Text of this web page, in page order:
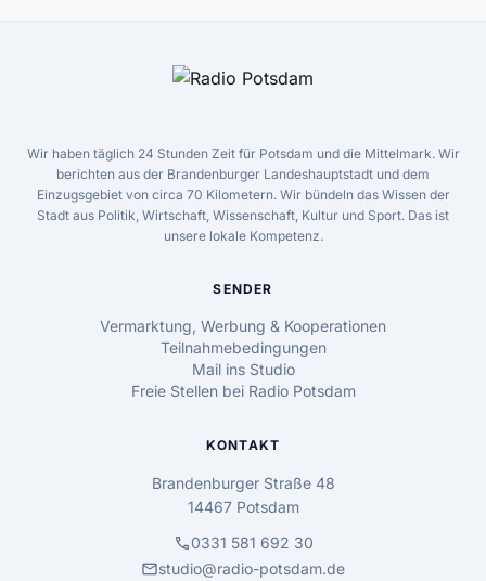
Wir haben täglich 24 Stunden Zeit für Potsdam und die Mittelmark. Wir
berichten aus der Brandenburger Landeshauptstadt und dem
Einzugsgebiet von circa 70 Kilometern. Wir bündeln das Wissen der
Stadt aus Politik, Wirtschaft, Wissenschaft, Kultur und Sport. Das ist
unsere lokale Kompetenz.
SENDER
Vermarktung, Werbung & Kooperationen
Teilnahmebedingungen
Mail ins Studio
Freie Stellen bei Radio Potsdam
KONTAKT
Brandenburger Straße 48
14467 Potsdam
call0331 581 692 30
mailstudio@radio-potsdam.de